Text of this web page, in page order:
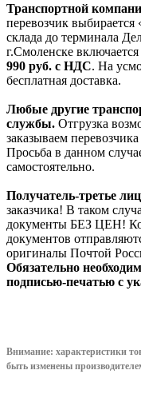
Транспортной
перевозчик
склада до терминала
г.Смоленске
990 руб. с НДС. На
бесплатная доставка.
Любые другие
службы. Отгрузка
заказываем
Просьба в данном
самостоятельно.
Получатель-третье
заказчика! В таком
документы БЕЗ ЦЕН!
документов
оригиналы Почтой
Обязательно
подписью-печатью с
Внимание: характеристики
быть изменены